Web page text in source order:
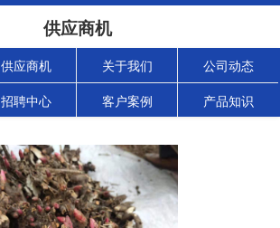
供应商机
供应商机 关于我们 公司动态
招聘中心 客户案例 产品知识